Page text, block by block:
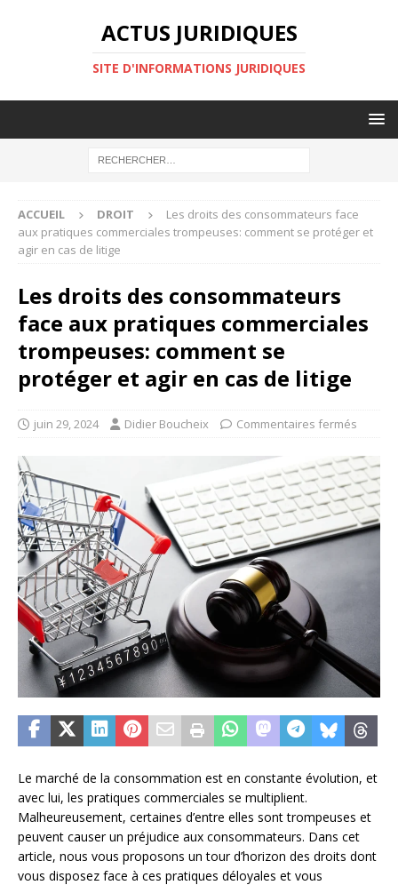
ACTUS JURIDIQUES
SITE D'INFORMATIONS JURIDIQUES
ACCUEIL DROIT
Les droits des consommateurs face
aux pratiques commerciales trompeuses: comment se protéger et
agir en cas de litige
Les droits des consommateurs
face aux pratiques commerciales
trompeuses: comment se
protéger et agir en cas de litige
juin 29, 2024 Didier Boucheix Commentaires fermés
Le marché de la consommation est en constante évolution, et
avec lui, les pratiques commerciales se multiplient.
Malheureusement, certaines d’entre elles sont trompeuses et
peuvent causer un préjudice aux consommateurs. Dans cet
article, nous vous proposons un tour d’horizon des droits dont
vous disposez face à ces pratiques déloyales et vous